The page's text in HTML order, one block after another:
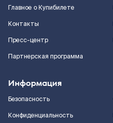
Главное о Купибилете
Контакты
Пресс-центр
Партнерская программа
Информация
Безопасность
Конфиденциальность